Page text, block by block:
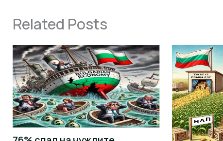
Related Posts